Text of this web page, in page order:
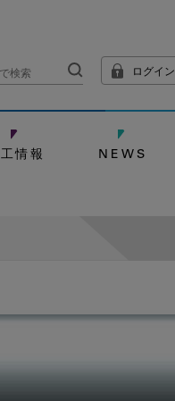
ログイン
情報 NEWS